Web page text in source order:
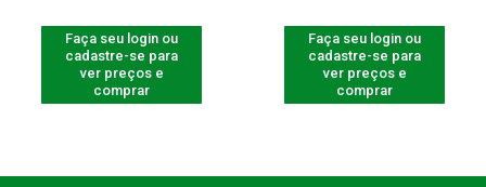
Faça seu login ou
cadastre-se para
ver preços e
comprar
Faça seu login ou
cadastre-se para
ver preços e
comprar